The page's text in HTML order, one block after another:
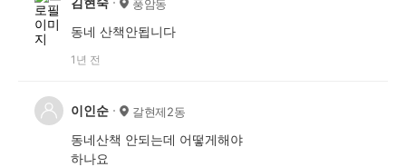
동네 산책안됩니다
1년 전
이인순 갈현제2동
동네산책 안되는데 어떻게해야
하나요